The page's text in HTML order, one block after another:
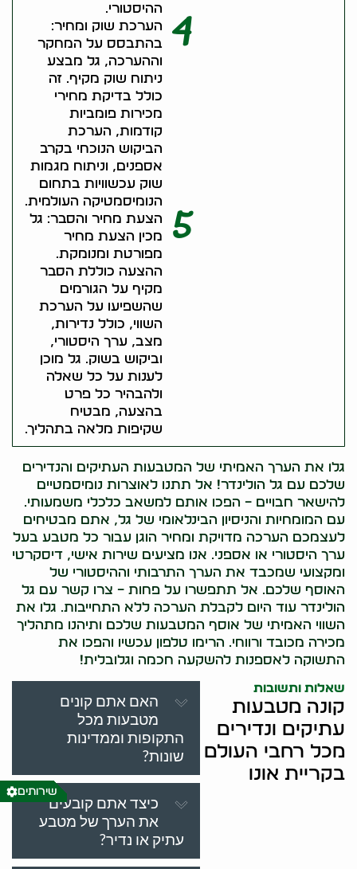
ההיסטורי.
4
הערכת שוק ומחיר:
בהתבסס על המחקר
וההערכה, גל מבצע
ניתוח שוק מקיף. זה
כולל בדיקת מחירי
מכירות פומביות
קודמות, הערכת
הביקוש הנוכחי בקרב
אספנים, וניתוח מגמות
שוק עכשוויות בתחום
הנומיסמטיקה העולמית.
5
הצעת מחיר והסבר: גל
מכין הצעת מחיר
מפורטת ומנומקת.
ההצעה כוללת הסבר
מקיף על הגורמים
שהשפיעו על הערכת
השווי, כולל נדירות,
מצב, ערך היסטורי,
וביקוש בשוק. גל מוכן
לענות על כל שאלה
ולהבהיר כל פרט
בהצעה, מבטיח
שקיפות מלאה בתהליך.
גלו את הערך האמיתי של המטבעות העתיקים והנדירים
שלכם עם גל הולינדר! אל תתנו לאוצרות נומיסמטיים
להישאר חבויים – הפכו אותם למשאב כלכלי משמעותי.
עם המומחיות והניסיון הבינלאומי של גל, אתם מבטיחים
לעצמכם הערכה מדויקת ומחיר הוגן עבור כל מטבע בעל
ערך היסטורי או אספני. אנו מציעים שירות אישי, דיסקרטי
ומקצועי שמכבד את הערך התרבותי וההיסטורי של
האוסף שלכם. אל תתפשרו על פחות – צרו קשר עם גל
הולינדר עוד היום לקבלת הערכה ללא התחייבות. גלו את
השווי האמיתי של אוסף המטבעות שלכם ותיהנו מתהליך
מכירה מכובד ורווחי. הרימו טלפון עכשיו והפכו את
התשוקה לאספנות להשקעה חכמה וגלובלית!
שאלות ותשובות
קונה מטבעות
עתיקים ונדירים
מכל רחבי העולם
בקריית אונו
האם אתם קונים
מטבעות מכל
התקופות וממדינות
שונות?
כיצד אתם קובעים
את הערך של מטבע
עתיק או נדיר?
שירותים